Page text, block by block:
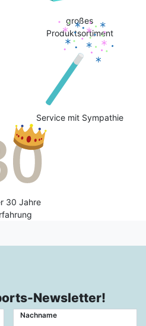
großes
Produktsortiment
Service mit Sympathie
30 Jahre
Newsletter!
Nachname